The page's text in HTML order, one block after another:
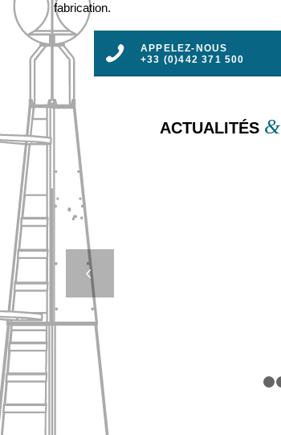
fabrication.
APPELEZ-NOUS
+33 (0)442 371 500
ACTUALITÉS &